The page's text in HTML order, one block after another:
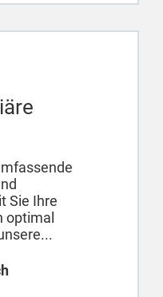
Sie Ihre
optimal